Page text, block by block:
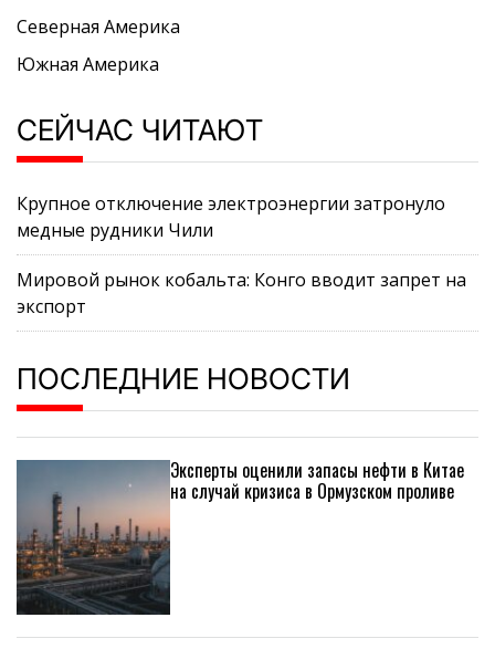
Северная Америка
Южная Америка
СЕЙЧАС ЧИТАЮТ
Крупное отключение электроэнергии затронуло
медные рудники Чили
Мировой рынок кобальта: Конго вводит запрет на
экспорт
ПОСЛЕДНИЕ НОВОСТИ
Эксперты оценили запасы нефти в Китае
на случай кризиса в Ормузском проливе